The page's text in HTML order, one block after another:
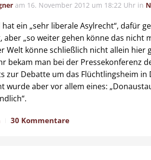
am 16. November 2012 um 18:22 Uhr in
ein „sehr liberale Asylrecht“, dafür
aber „so weiter gehen könne das nicht
Welt könne schließlich nicht allein hier
bekam man bei der Pressekonferenz
zur Debatte um das Flüchtlingsheim in
wurde aber vor allem eines:
30 Kommentare